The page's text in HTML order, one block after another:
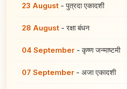
23 August -पुत्रदा एकादशी
28 August -रक्षा बंधन
04 September -कृष्ण जन्माष्टमी
07 September - अजा एकादशी